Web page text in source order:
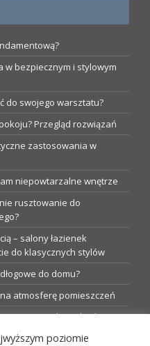
w bezpiecznym i stylowym
do swojego warsztatu?
Przegląd rozwiązań
zastosowania w
niepowtarzalne wnętrze
rusztowanie do
– salony łazienek
do klasycznych stylów
do domu?
atmosferę pomieszczeń
podczas budowy
budowlańca i instalatora
poziomie